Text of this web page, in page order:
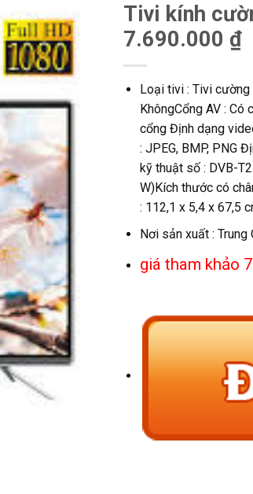
Tivi kính
7.690.000 ₫
Loại tivi : Tivi cường
KhôngCổng AV : Có
cổng Định dạng
: JPEG, BMP, PNG
kỹ thuật số : DVB-
W)Kích thước có
: 112,1 x 5,4 x 67,5
Nơi sản xuất :
giá tham khảo